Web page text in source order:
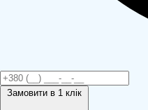
Замовити в 1 клік